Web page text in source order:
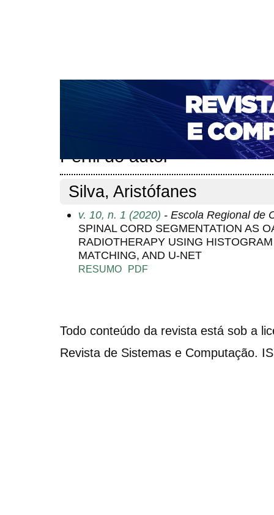
CAPA SOBRE ACESSO CADASTRO
NOTÍCIAS
PORTAL DE REVISTAS DA UNIFACS
PARA AVALIADORES
NOVA SUBMISSÃO
Perfil do autor
Silva, Aristófanes
v. 10, n. 1 (2020) - Escola Regional de
SPINAL CORD SEGMENTATION AS
RADIOTHERAPY USING
MATCHING, AND U-NET
RESUMO PDF
Todo conteúdo da revista está sob a
Revista de Sistemas e Computação.